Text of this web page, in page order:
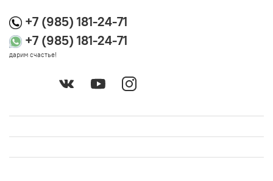
+7 (985) 181-24-71
+7 (985) 181-24-71
дарим счастье!